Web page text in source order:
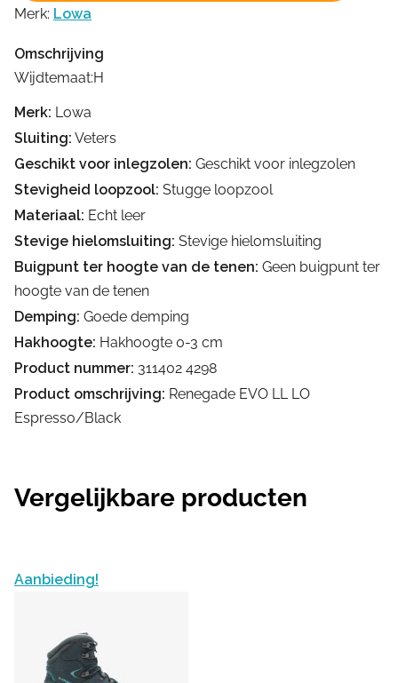
Merk: Lowa
Omschrijving
Wijdtemaat:H
Merk: Lowa
Sluiting: Veters
Geschikt voor inlegzolen: Geschikt voor inlegzolen
Stevigheid loopzool: Stugge loopzool
Materiaal: Echt leer
Stevige hielomsluiting: Stevige hielomsluiting
Buigpunt ter hoogte van de tenen: Geen buigpunt ter
hoogte van de tenen
Demping: Goede demping
Hakhoogte: Hakhoogte 0-3 cm
Product nummer: 311402 4298
Product omschrijving: Renegade EVO LL LO
Espresso/Black
Vergelijkbare producten
Aanbieding!